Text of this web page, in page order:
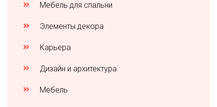
Мебель для спальни
Элементы декора
Карьера
Дизайн и архитектура
Мебель